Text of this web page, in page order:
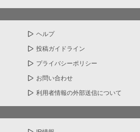
ヘルプ
投稿ガイドライン
プライバシーポリシー
お問い合わせ
利用者情報の外部送信について